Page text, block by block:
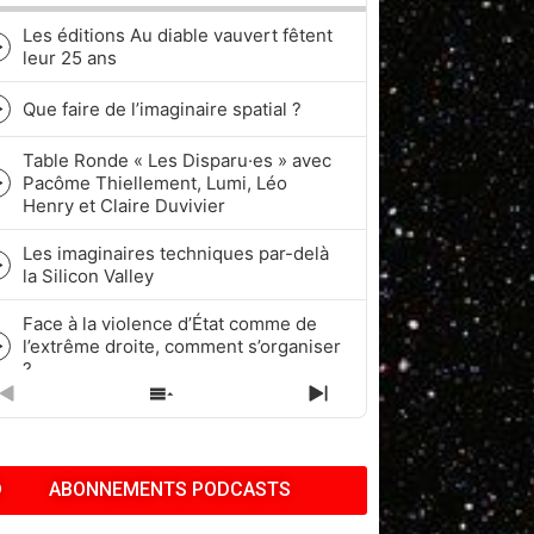
Les éditions Au diable vauvert fêtent
leur 25 ans
Que faire de l’imaginaire spatial ?
play
Table Ronde « Les Disparu·es » avec
Pacôme Thiellement, Lumi, Léo
Henry et Claire Duvivier
icon
Les imaginaires techniques par-delà
la Silicon Valley
Face à la violence d’État comme de
l’extrême droite, comment s’organiser
?
Quel rapport à l’historicité dans les
fiction ?
Pop Culture, Nostalgie et Capitalisme
PREVIOUS
EPISODE
SHOW
EPISODES
NEXT
EPISODE
ABONNEMENTS PODCASTS